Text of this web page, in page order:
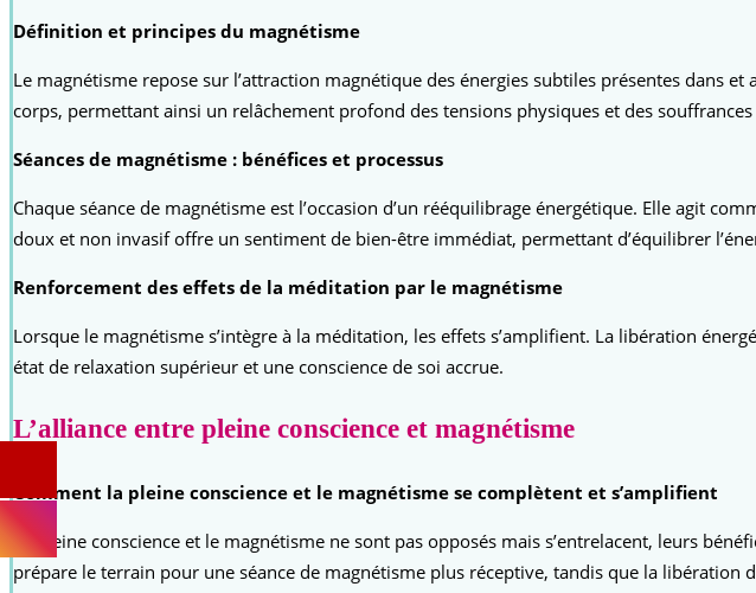
Définition et principes du magnétisme
Le magnétisme repose sur l’attraction magnétique des énergies subtiles présentes dans
corps, permettant ainsi un relâchement profond des tensions physiques et des
Séances de magnétisme : bénéfices et processus
Chaque séance de magnétisme est l’occasion d’un rééquilibrage énergétique. Elle agit
doux et non invasif offre un sentiment de bien-être immédiat, permettant d’équilibrer
Renforcement des effets de la méditation par le magnétisme
Lorsque le magnétisme s’intègre à la méditation, les effets s’amplifient. La libération
état de relaxation supérieur et une conscience de soi accrue.
L’alliance entre pleine conscience et magnétisme
Comment la pleine conscience et le magnétisme se complètent et s’amplifient
La pleine conscience et le magnétisme ne sont pas opposés mais s’entrelacent, leurs
prépare le terrain pour une séance de magnétisme plus réceptive, tandis que la libération